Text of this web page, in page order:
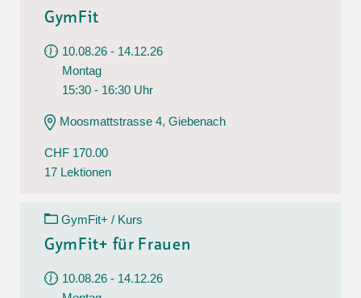
GymFit
10.08.26 - 14.12.26
Montag
15:30 - 16:30 Uhr
Moosmattstrasse 4, Giebenach
CHF 170.00
17 Lektionen
GymFit+ / Kurs
GymFit+ für Frauen
10.08.26 - 14.12.26